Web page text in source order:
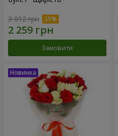
3 012 грн
Замовити